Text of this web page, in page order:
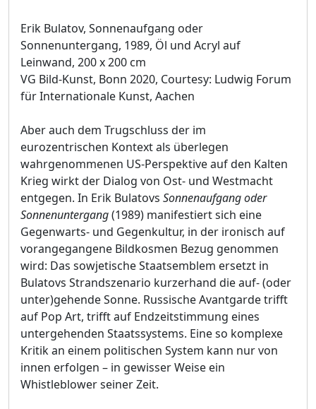
Erik Bulatov, Sonnenaufgang oder
Sonnenuntergang, 1989, Öl und Acryl auf
Leinwand, 200 x 200 cm
VG Bild-Kunst, Bonn 2020, Courtesy: Ludwig Forum
für Internationale Kunst, Aachen
Aber auch dem Trugschluss der im
eurozentrischen Kontext als überlegen
wahrgenommenen US-Perspektive auf den Kalten
Krieg wirkt der Dialog von Ost- und Westmacht
entgegen. In Erik Bulatovs Sonnenaufgang oder
Sonnenuntergang(1989) manifestiert sich eine
Gegenwarts- und Gegenkultur, in der ironisch auf
vorangegangene Bildkosmen Bezug genommen
wird: Das sowjetische Staatsemblem ersetzt in
Bulatovs Strandszenario kurzerhand die auf- (oder
unter)gehende Sonne. Russische Avantgarde trifft
auf Pop Art, trifft auf Endzeitstimmung eines
untergehenden Staatssystems. Eine so komplexe
Kritik an einem politischen System kann nur von
innen erfolgen – in gewisser Weise ein
Whistleblower seiner Zeit.